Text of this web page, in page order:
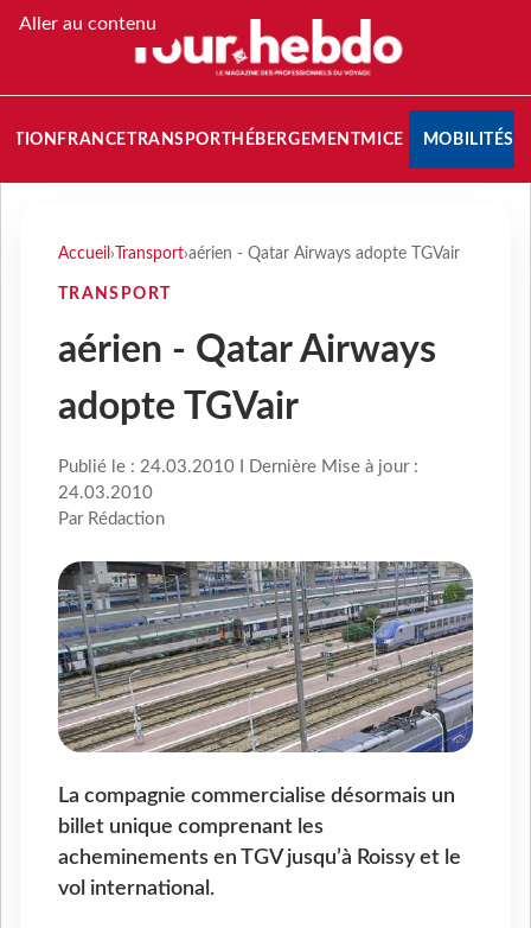
Aller au contenu
FRANCETRANSPORT HÉBERGEMENTMICE MOBILITÉS
Accueil › Transport›aérien - Qatar Airways adopte TGVair
TRANSPORT
aérien - Qatar Airways
adopte TGVair
Publié le : 24.03.2010 I Dernière Mise à jour :
24.03.2010
Par Rédaction
La compagnie commercialise désormais un
billet unique comprenant les
acheminements en TGV jusqu’à Roissy et le
vol international.